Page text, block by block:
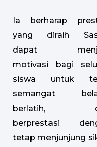
Ia berharap
yang diraih
dapat
motivasi bagi
siswa untuk
semangat
berlatih,
berprestasi
tetap menjunjung